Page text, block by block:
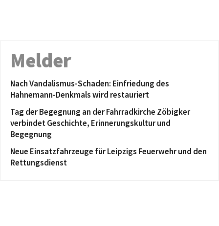
Melder
Nach Vandalismus-Schaden: Einfriedung des
Hahnemann-Denkmals wird restauriert
Tag der Begegnung an der Fahrradkirche Zöbigker
verbindet Geschichte, Erinnerungskultur und
Begegnung
Neue Einsatzfahrzeuge für Leipzigs Feuerwehr und den
Rettungsdienst